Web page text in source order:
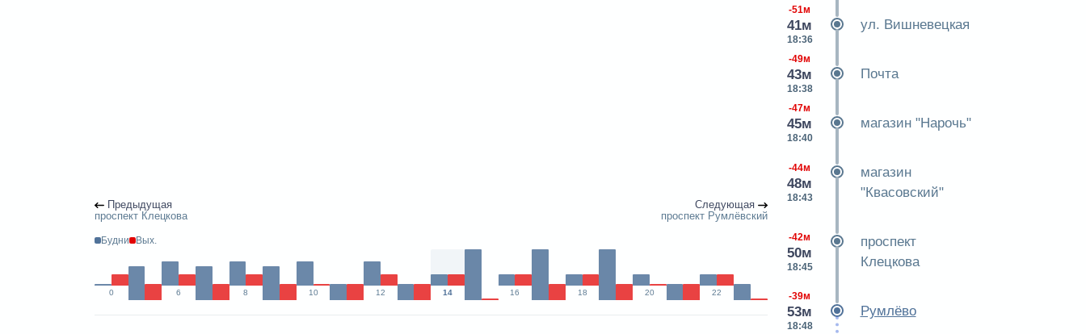
Предыдущая
проспект Клецкова
Следующая
проспект Румлёвский
Будни Вых.
0 6 8 10 12 14 16 18 20 22
-51м
41м
18:36
ул. Вишневецкая
-49м
43м
18:38
Почта
-47м
45м
18:40
магазин "Нарочь"
-44м
48м
18:43
магазин
"Квасовский"
-42м
50м
18:45
проспект
Клецкова
-39м
53м
18:48
Румлёво